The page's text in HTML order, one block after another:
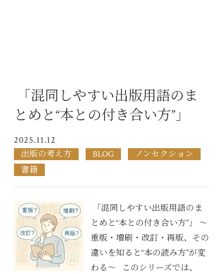
「混同しやすい出版用語のま
とめと“本との付き合い方”」
2025.11.12
出版の考え方 BLOG
ノンセクション
書籍
「混同しやすい出版用語のま
とめと“本との付き合い方”」 〜
重版・増刷・改訂・再版、その
違いを知ると“本の読み方”が変
わる〜 このシリーズでは、